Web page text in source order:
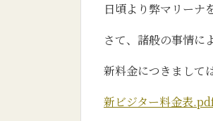
日頃より弊マリーナ
さて、諸般の事情に
新料金につきまして
新ビジター料金表